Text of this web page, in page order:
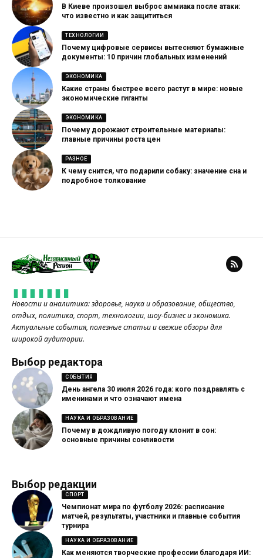
В Киеве произошел выброс аммиака после атаки:
что известно и как защититься
ТЕХНОЛОГИИ
Почему цифровые сервисы вытесняют бумажные
документы: 10 причин глобальных изменений
ЭКОНОМИКА
Какие страны быстрее всего растут в мире: новые
экономические гиганты
ЭКОНОМИКА
Почему дорожают строительные материалы:
главные причины роста цен
РАЗНОЕ
К чему снится, что подарили собаку: значение сна и
подробное толкование
Новости и аналитика: здоровье, наука и образование, общество,
отдых, политика, спорт, технологии, шоу-бизнес и экономика.
Актуальные события, полезные статьи и свежие обзоры для
широкой аудитории.
Выбор редактора
СОБЫТИЯ
День ангела 30 июля 2026 года: кого поздравлять с
именинами и что означают имена
НАУКА И ОБРАЗОВАНИЕ
Почему в дождливую погоду клонит в сон:
основные причины сонливости
Выбор редакции
СПОРТ
Чемпионат мира по футболу 2026: расписание
матчей, результаты, участники и главные события
турнира
НАУКА И ОБРАЗОВАНИЕ
Как меняются творческие профессии благодаря ИИ: